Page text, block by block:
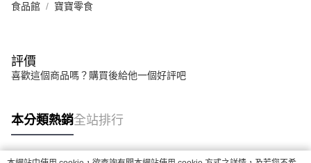
食品館 寶寶零食
評價
喜歡這個商品嗎？購買後給他一個好評吧
本分類熱銷全站排行